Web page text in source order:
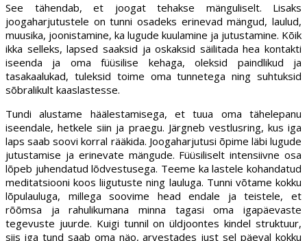
See tähendab, et joogat tehakse mänguliselt. Lisaks
joogaharjutustele on tunni osadeks erinevad mängud, laulud,
muusika, joonistamine, ka lugude kuulamine ja jutustamine. Kõik
ikka selleks, lapsed saaksid ja oskaksid säilitada hea kontakti
iseenda ja oma füüsilise kehaga, oleksid paindlikud ja
tasakaalukad, tuleksid toime oma tunnetega ning suhtuksid
sõbralikult kaaslastesse.
Tundi alustame häälestamisega, et tuua oma tähelepanu
iseendale, hetkele siin ja praegu. Järgneb vestlusring, kus iga
laps saab soovi korral rääkida. Joogaharjutusi õpime läbi lugude
jutustamise ja erinevate mängude. Füüsiliselt intensiivne osa
lõpeb juhendatud lõdvestusega. Teeme ka lastele kohandatud
meditatsiooni koos liigutuste ning lauluga. Tunni võtame kokku
lõpulauluga, millega soovime head endale ja teistele, et
rõõmsa ja rahulikumana minna tagasi oma igapäevaste
tegevuste juurde. Kuigi tunnil on üldjoontes kindel struktuur,
siis iga tund saab oma näo, arvestades just sel päeval kokku